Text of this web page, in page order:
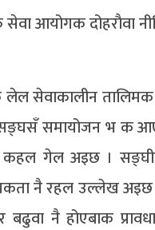
आयोगक दोहराैवा
सेवाकालीन
समायोजन भ क आएल
कहल गेल अइछ ।
नै रहल उल्लेख
बढुवा नै होएबाक